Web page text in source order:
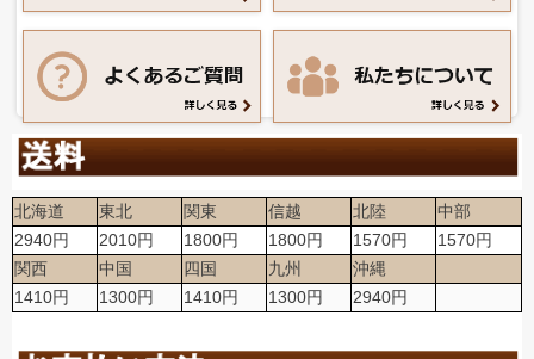
北海道 東北 関東 信越 北陸
中部
2940円
2010円 1800円 1800円 1570円
1570円
関西
中国 四国 九州
沖縄
1410円
1300円 1410円 1300円 2940円